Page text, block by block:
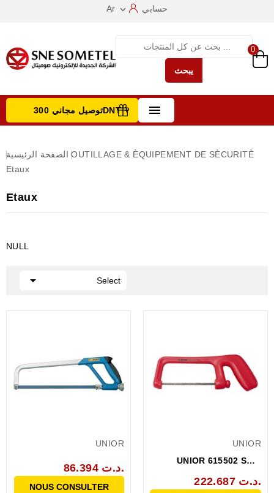
Ar  حسابي
يبحث
0
 توصيل مجاني 300DNT +
الصفحة الرئيسية OUTILLAGE & ÈQUIPEMENT DE SÈCURITÈ
Etaux
Etaux
NULL
Select

UNIOR
86.394 د.ت.
NOUS CONSULTER
UNIOR
UNIOR 615502 SCIE
753VDEDP222.687 د.ت.